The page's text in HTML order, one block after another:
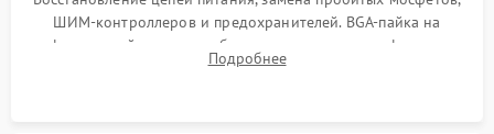
ШИМ-контроллеров и предохранителей. BGA-пайка на
инфракрасной станции реболлинг или замена графического
чипа и дефектной памяти GDDR. Прошивка BIOS
Подробнее